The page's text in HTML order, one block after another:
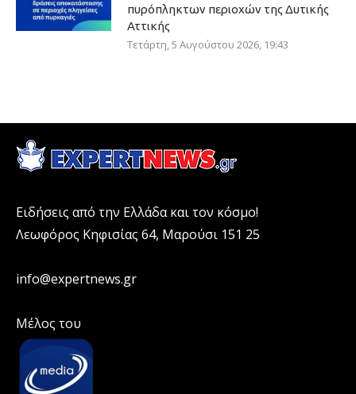
πυρόπληκτων περιοχών της Δυτικής
Αττικής
Τετάρτη, 5 Αυγούστου 2026, 19:43
Ειδήσεις από την Ελλάδα και τον κόσμο!
Λεωφόρος Κηφισίας 64, Μαρούσι 151 25
info@expertnews.gr
Μέλος του